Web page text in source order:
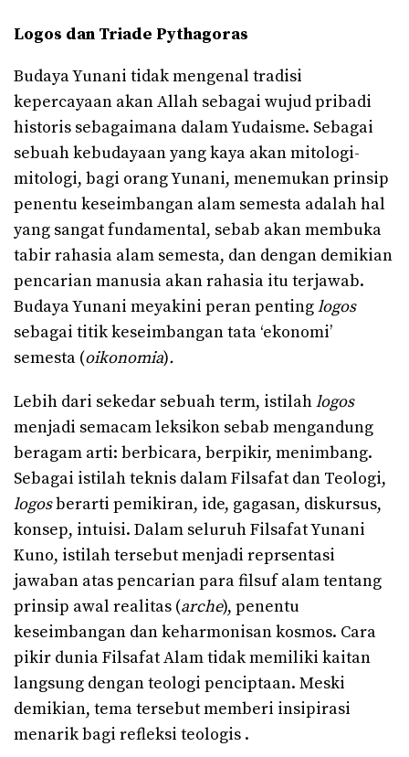
Logos dan Triade Pythagoras
Budaya Yunani tidak mengenal tradisi
kepercayaan akan Allah sebagai wujud pribadi
historis sebagaimana dalam Yudaisme. Sebagai
sebuah kebudayaan yang kaya akan mitologi-
mitologi, bagi orang Yunani, menemukan prinsip
penentu keseimbangan alam semesta adalah hal
yang sangat fundamental, sebab akan membuka
tabir rahasia alam semesta, dan dengan demikian
pencarian manusia akan rahasia itu terjawab.
Budaya Yunani meyakini peran pentinglogos
sebagai titik keseimbangan tata ‘ekonomi’
semesta (oikonomia).
Lebih dari sekedar sebuah term, istilahlogos
menjadi semacam leksikon sebab mengandung
beragam arti: berbicara, berpikir, menimbang.
Sebagai istilah teknis dalam Filsafat dan Teologi,
logosberarti pemikiran, ide, gagasan, diskursus,
konsep, intuisi. Dalam seluruh Filsafat Yunani
Kuno, istilah tersebut menjadi reprsentasi
jawaban atas pencarian para filsuf alam tentang
prinsip awal realitas (arche), penentu
keseimbangan dan keharmonisan kosmos. Cara
pikir dunia Filsafat Alam tidak memiliki kaitan
langsung dengan teologi penciptaan. Meski
demikian, tema tersebut memberi insipirasi
menarik bagi refleksi teologis .